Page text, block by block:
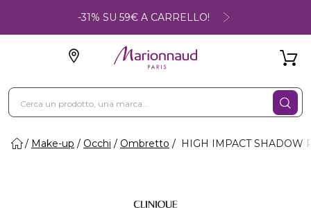
-31% SU 59€ A CARRELLO!
Make-up Occhi Ombretto HIGH IMPACT SHADOW